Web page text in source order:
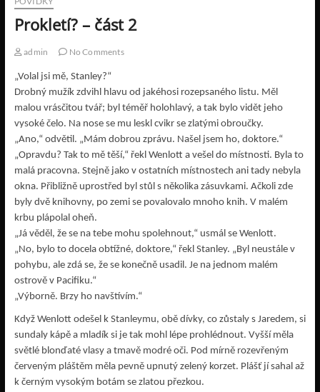
Prokletí? – část 2
admin No Comments
„Volal jsi mě, Stanley?“
Drobný mužík zdvihl hlavu od jakéhosi rozepsaného listu. Měl
malou vrásčitou tvář; byl téměř holohlavý, a tak bylo vidět jeho
vysoké čelo. Na nose se mu leskl cvikr se zlatými obroučky.
„Ano,“ odvětil. „Mám dobrou zprávu. Našel jsem ho, doktore.“
„Opravdu? Tak to mě těší,“ řekl Wenlott a vešel do místnosti. Byla to
malá pracovna. Stejně jako v ostatních místnostech ani tady nebyla
okna. Přibližně uprostřed byl stůl s několika zásuvkami. Ačkoli zde
byly dvě knihovny, po zemi se povalovalo mnoho knih. V malém
krbu plápolal oheň.
„Já věděl, že se na tebe mohu spolehnout,“ usmál se Wenlott.
„No, bylo to docela obtížné, doktore,“ řekl Stanley. „Byl neustále v
pohybu, ale zdá se, že se konečně usadil. Je na jednom malém
ostrově v Pacifiku.“
„Výborně. Brzy ho navštívím.“
Když Wenlott odešel k Stanleymu, obě dívky, co zůstaly s Jaredem, si
sundaly kápě a mladík si je tak mohl lépe prohlédnout. Vyšší měla
světlé blonďaté vlasy a tmavě modré oči. Pod mírně rozevřeným
červeným pláštěm měla pevně upnutý zelený korzet. Plášť jí sahal až
k černým vysokým botám se zlatou přezkou.